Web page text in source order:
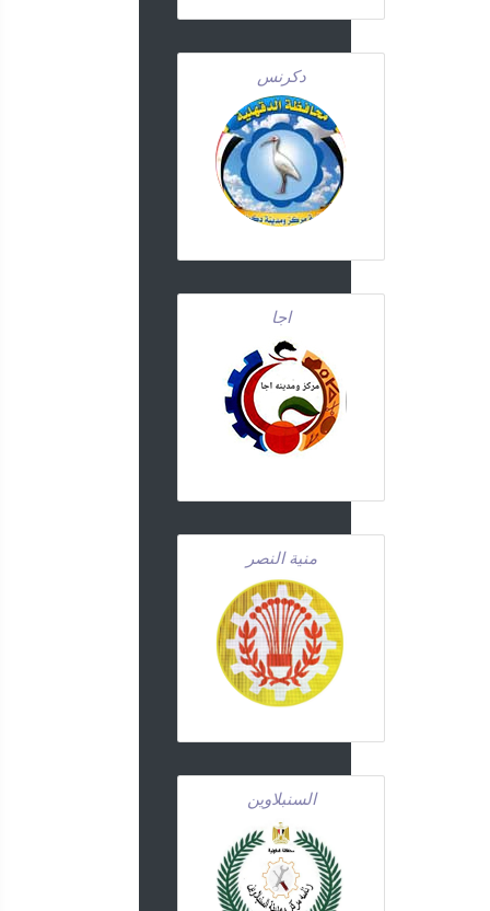
دكرنس
اجا
منية النصر
السنبلاوين